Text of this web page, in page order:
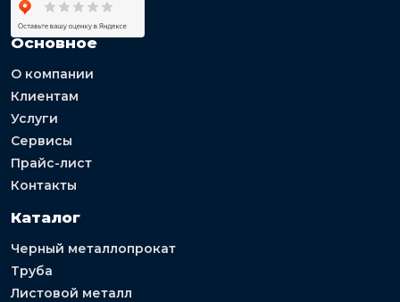
Основное
О компании
Клиентам
Услуги
Сервисы
Прайс-лист
Контакты
Каталог
Черный металлопрокат
Труба
Листовой металл